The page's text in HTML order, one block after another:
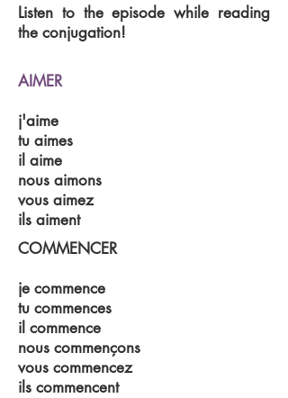
Listen to the episode while reading
the conjugation!
AIMER
j'aime
tu aimes
il aime
nous aimons
vous aimez
ils aiment
COMMENCER
je commence
tu commences
il commence
nous commençons
vous commencez
ils commencent